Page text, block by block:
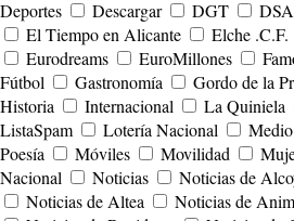
Deportes
Descargar DGT
El Tiempo en Alicante
Elche .C.F.
Eurodreams
EuroMillones
Fútbol
Gastronomía Gordo de la
Historia
Internacional La Quiniela
ListaSpam
Lotería Nacional
Poesía
Móviles Movilidad
Nacional
Noticias Noticias de
Noticias de Altea
Noticias de